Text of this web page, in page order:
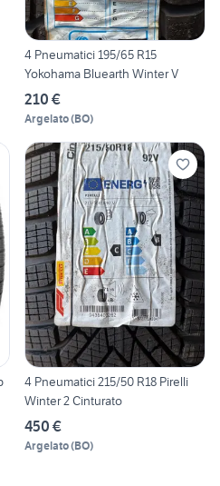
4 Pneumatici 195/65 R15
Yokohama Bluearth Winter V
210 €
Argelato(BO)
4 Pneumatici 215/50 R18 Pirelli
Winter 2 Cinturato
450 €
Argelato(BO)